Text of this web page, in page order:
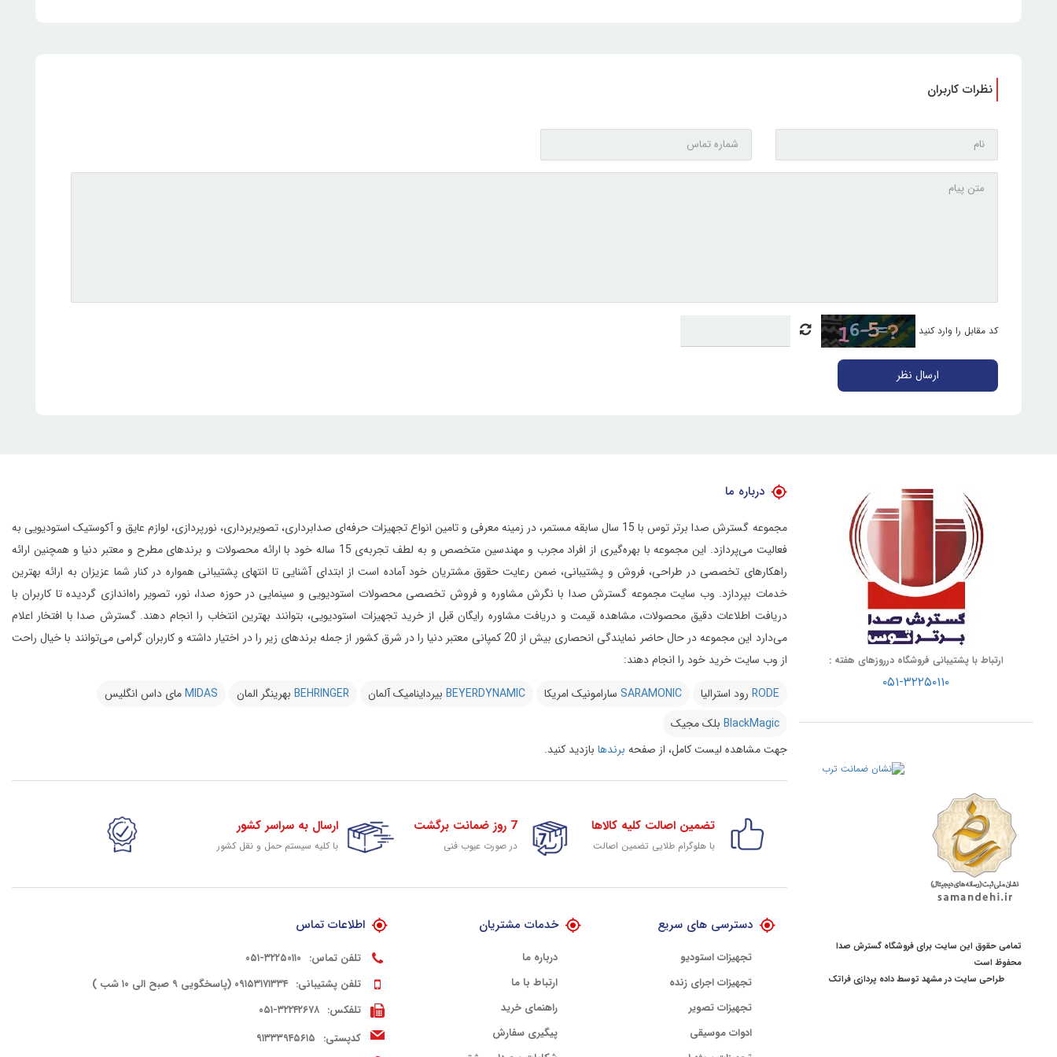
نظرات کاربران
کد مقابل را وارد کنید
ارسال نظر
ارتباط با پشتیبانی فروشگاه درروزهای هفته :
۰۵۱-۳۲۲۵۰۱۱۰
تمامی حقوق این سایت برای فروشگاه گسترش صدا
محفوظ است
طراحی سایت در مشهد توسطداده پردازی فراتک
درباره ما
مجموعه گسترش صدا برتر توس با 15 سال سابقه مستمر، در زمینه معرفی و تامین انواع تجهیزات حرفه‌ای صدابرداری، تصویربرداری، نورپردازی، لوازم عایق و آکوستیک استودیویی به
فعالیت می‌پردازد.
این مجموعه با بهره‌گیری از افراد مجرب و مهندسین متخصص و به لطف تجربه‌ی 15 ساله خود با ارائه محصولات و برندهای مطرح و معتبر دنیا و همچنین ارائه
راهکارهای تخصصی در طراحی، فروش و پشتیبانی، ضمن رعایت حقوق مشتریان خود آماده است از ابتدای آشنایی تا انتهای پشتیبانی همواره در کنار شما عزیزان به ارائه بهترین
خدمات بپردازد. وب سایت مجموعه گسترش صدا با نگرش مشاوره و فروش تخصصی محصولات استودیویی و سینمایی در حوزه صدا، نور، تصویر راه‌اندازی گردیده تا کاربران با
دریافت اطلاعات دقیق محصولات، مشاهده قیمت و دریافت مشاوره رایگان قبل از خرید تجهیزات استودیویی، بتوانند بهترین انتخاب را انجام دهند. گسترش صدا با افتخار اعلام
می‌دارد این مجموعه در حال حاضر نمایندگی انحصاری بیش از 20 کمپانی معتبر دنیا را در شرق کشور از جمله برندهای زیر را در اختیار داشته و کاربران گرامی می‌توانند با خیال راحت
از وب سایت خرید خود را انجام دهند:
RODE رود استرالیا SARAMONIC سارامونیک امریکا BEYERDYNAMIC بیرداینامیک آلمان BEHRINGER بهرینگر المان MIDAS مای داس انگلیس
BlackMagic بلک مجیک
جهت مشاهده لیست کامل، از صفحه برندها بازدید کنید.
تضمین اصالت کلیه کالاها
با هلوگرام طلایی تضمین اصالت
7 روز ضمانت برگشت
در صورت عیوب فنی
ارسال به سراسر کشور
با کلیه سیستم حمل و نقل کشور
پشتیبانی حرفه ای کلیه کالای سایت
دسترسی های سریع
تجهیزات استودیو
تجهیزات اجرای زنده
تجهیزات تصویر
ادوات موسیقی
خدمات مشتریان
درباره ما
ارتباط با ما
راهنمای خرید
پیگیری سفارش
اطلاعات تماس
تلفن تماس: ۳۲۲۵۰۱۱۰-۰۵۱
تلفن پشتیبانی: ۰۹۱۵۳۱۷۱۳۳۴ (پاسخگویی ۹ صبح الی ۱۰ شب )
تلفکس: ۳۲۲۴۲۶۷۸-۰۵۱
کدپستی: ۹۱۳۳۳۹۴۵۶۱۵